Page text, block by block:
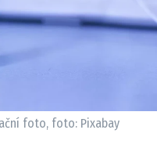
foto, foto: Pixabay